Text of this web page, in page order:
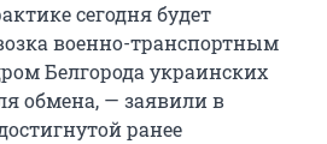
сегодня будет
военно-транспортным
Белгорода украинских
обмена, — заявили в
ранее